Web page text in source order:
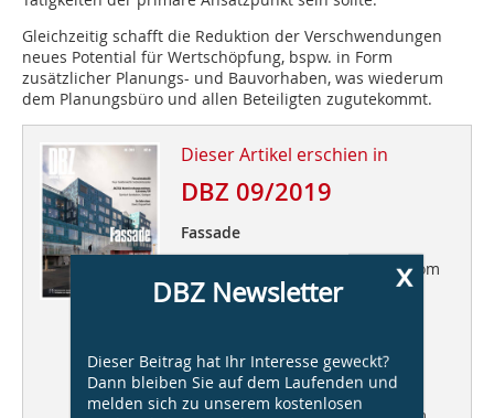
Gleichzeitig schafft die Reduktion der Verschwendungen
neues Potential für Wertschöpfung, bspw. in Form
zusätzlicher Planungs- und Bauvorhaben, was wiederum
dem Planungsbüro und allen Beteiligten zugutekommt.
Dieser Artikel erschien in
DBZ 09/2019
Fassade
DBZ Heftpate Astrid Piber und Tom
Minderhoud, UNStudio
Neue Funktionen für
Gebäudefassaden
x
DBZ Newsletter
Dieser Beitrag hat Ihr Interesse geweckt?
Dann bleiben Sie auf dem Laufenden und
melden sich zu unserem kostenlosen